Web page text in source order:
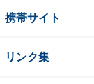
携帯サイト
リンク集